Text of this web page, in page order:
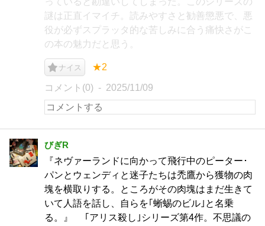
謎は正直イマイチ。読みやすさと勧善懲悪で、悪
役が必ずスプラッタ的な苦しみに合う痛快さがこ
の本の魅力だと思う。
ナイス ★2
コメント(0) 2025/11/09
びぎR
『ネヴァーランドに向かって飛行中のピーター･
パンとウェンディと迷子たちは禿鷹から獲物の肉
塊を横取りする。ところがその肉塊はまだ生きて
いて人語を話し、自らを｢蜥蜴のビル｣と名乗
る。』 ｢アリス殺し｣シリーズ第4作。不思議の